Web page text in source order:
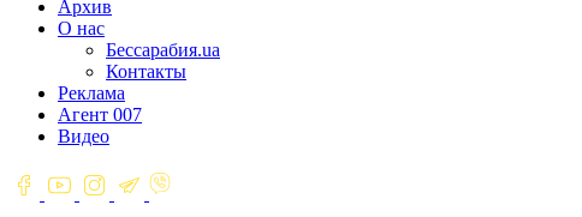
Архив
О нас
Бессарабия.ua
Контакты
Реклама
Агент 007
Видео